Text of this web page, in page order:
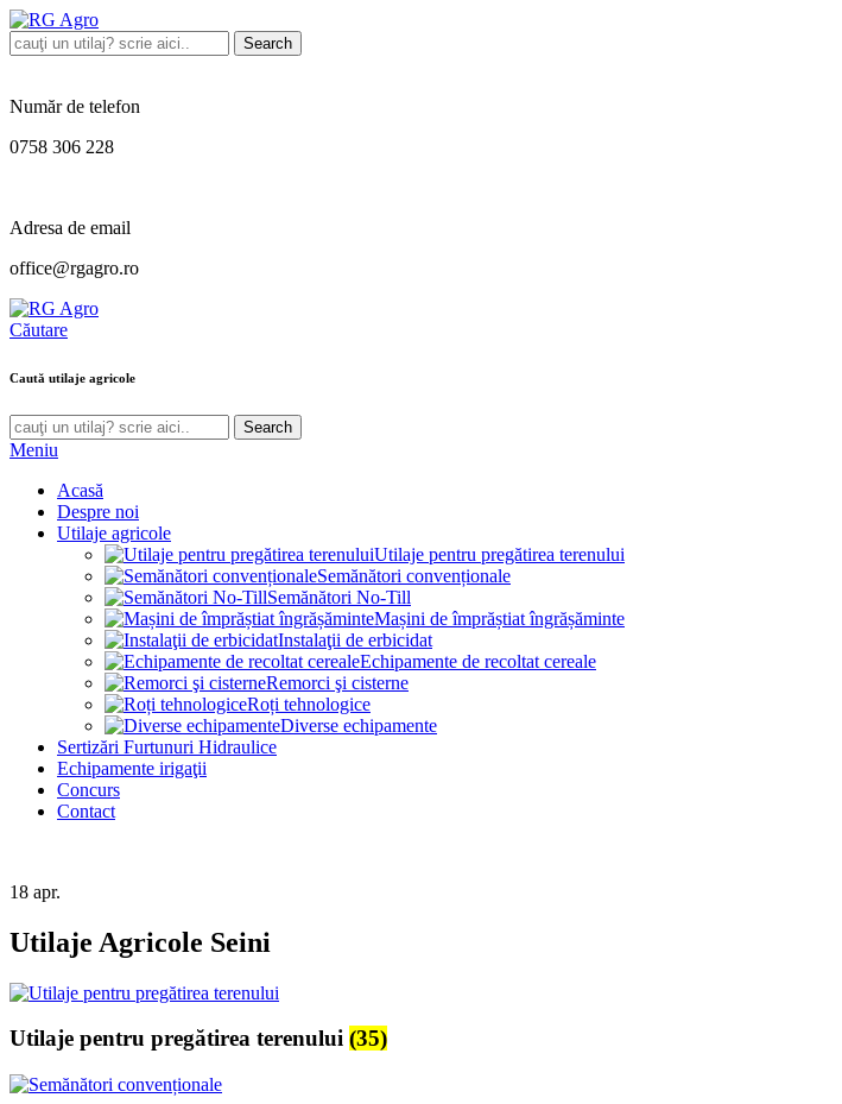
Search
Număr de telefon
0758 306 228
Adresa de email
office@rgagro.ro
Căutare
Caută utilaje agricole
Search
Meniu
Acasă
Despre noi
Utilaje agricole
Utilaje pentru pregătirea terenului
Semănători convenționale
Semănători No-Till
Mașini de împrăștiat îngrășăminte
Instalaţii de erbicidat
Echipamente de recoltat cereale
Remorci şi cisterne
Roți tehnologice
Diverse echipamente
Sertizări Furtunuri Hidraulice
Echipamente irigaţii
Concurs
Contact
18 apr.
Utilaje Agricole Seini
Utilaje pentru pregătirea terenului (35)